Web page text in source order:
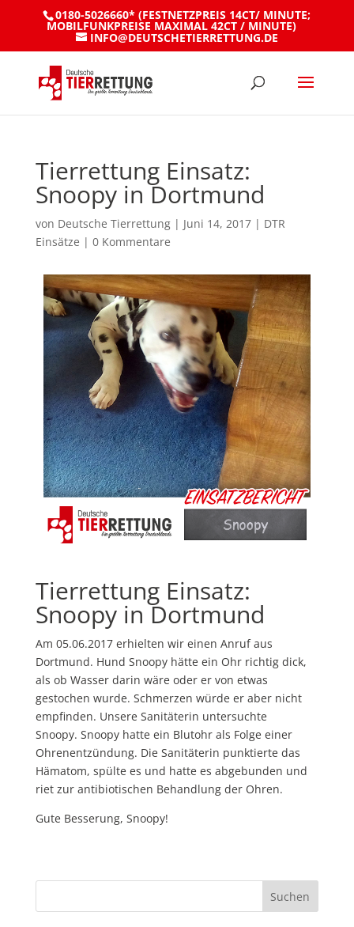
0180-5026660* (FESTNETZPREIS 14CT/ MINUTE;
MOBILFUNKPREISE MAXIMAL 42CT / MINUTE)
INFO@DEUTSCHETIERRETTUNG.DE
Tierrettung Einsatz:
Snoopy in Dortmund
von Deutsche Tierrettung| Juni 14, 2017| DTR
Einsätze | 0 Kommentare
Tierrettung Einsatz:
Snoopy in Dortmund
Am 05.06.2017 erhielten wir einen Anruf aus
Dortmund. Hund Snoopy hätte ein Ohr richtig dick,
als ob Wasser darin wäre oder er von etwas
gestochen wurde. Schmerzen würde er aber nicht
empfinden. Unsere Sanitäterin untersuchte
Snoopy. Snoopy hatte ein Blutohr als Folge einer
Ohrenentzündung. Die Sanitäterin punktierte das
Hämatom, spülte es und hatte es abgebunden und
riet zur antibiotischen Behandlung der Ohren.
Gute Besserung, Snoopy!